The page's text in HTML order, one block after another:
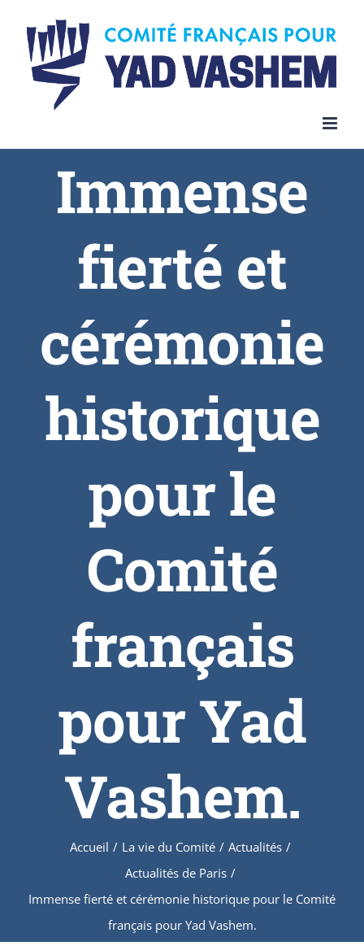
Immense
fierté et
cérémonie
historique
pour le
Comité
français
pour Yad
Vashem.
Accueil / La vie du Comité / Actualités /
Actualités de Paris /
Immense fierté et cérémonie historique pour le Comité
français pour Yad Vashem.